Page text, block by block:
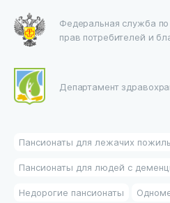
Федеральная служба
прав потребителей и
Департамент
Пансионаты для лежачих
Пансионаты для людей с
Недорогие пансионаты